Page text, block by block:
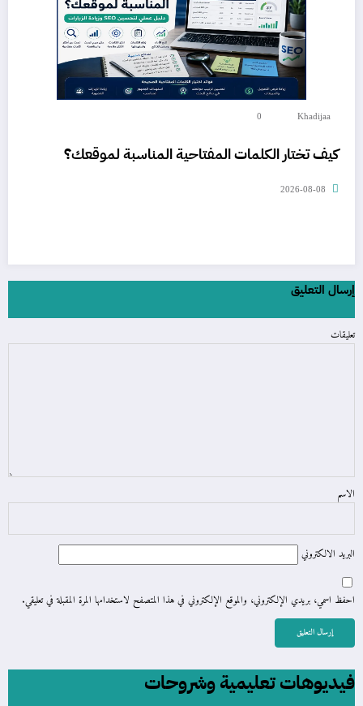
Khadijaa
0
كيف تختار الكلمات المفتاحية المناسبة لموقعك؟
2026-08-08
إرسال التعليق
تعليقات
الاسم
البريد الالكتروني
احفظ اسمي، بريدي الإلكتروني، والموقع الإلكتروني في هذا المتصفح لاستخدامها المرة المقبلة في تعليقي.
فيديوهات تعليمية وشروحات